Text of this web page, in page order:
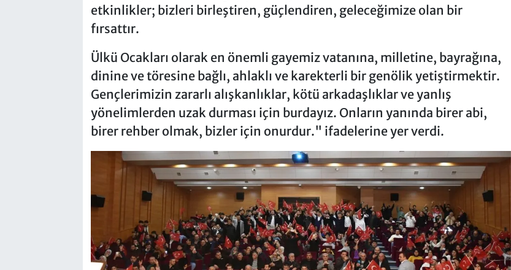
etkinlikler; bizleri birleştiren, güçlendiren, geleceğimize olan bir
fırsattır.
Ülkü Ocakları olarak en önemli gayemiz vatanına, milletine, bayrağına,
dinine ve töresine bağlı, ahlaklı ve karekterli bir genölik yetiştirmektir.
Gençlerimizin zararlı alışkanlıklar, kötü arkadaşlıklar ve yanlış
yönelimlerden uzak durması için burdayız. Onların yanında birer abi,
birer rehber olmak, bizler için onurdur." ifadelerine yer verdi.